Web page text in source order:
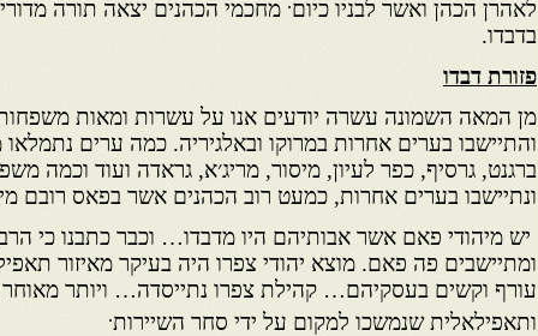
לאהרן הכהן ואשר לבניו כיום מחכמי הכהנים יצאה תורה
בדבדו.
פזורת דבדו
מן המאה השמונה עשרה יודעים אנו על עשרות ומאות
והתיישבו בערים אחרות במרוקו ובאלגיריה. כמה ערים נתמלאו
ברגנט, גרסיף, כפר לעיון, מיסור, מריג׳א, גראדה ועוד וכמה
ונתיישבו בערים אחרות, כמעט רוב הכהנים אשר בפאס רובם
יש מיהודי פאם אשר אבותיהם היו מדבדו… וכבר כתבנו כי
ומתיישבים פה פאם. מוצא יהודי צפרו היה בעיקר מאיזור
עורף וקשים בעסקיהם… קהילת צפרו נתייסדה… ויותר מאוחר
ותאפילאלית שנמשכו למקום על ידי סחר השיירות.